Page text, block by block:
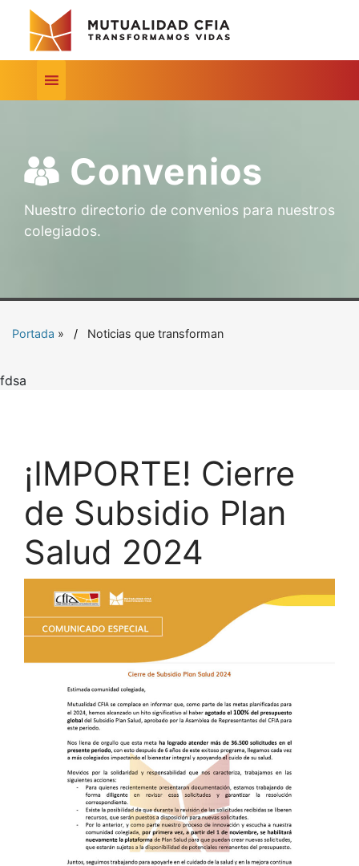
Convenios
Nuestro directorio de convenios para nuestros
colegiados.
Portada » Noticias que transforman
fdsa
¡IMPORTE! Cierre
de Subsidio Plan
Salud 2024